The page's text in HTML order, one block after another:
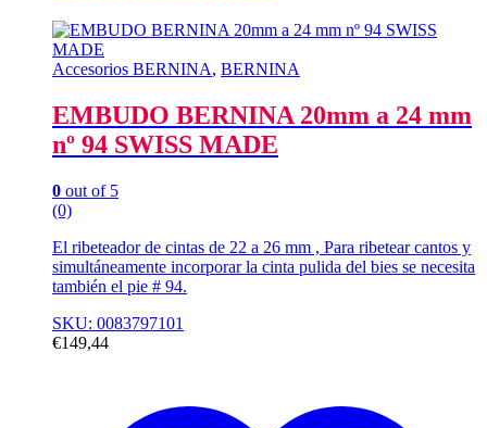
Accesorios BERNINA, BERNINA
EMBUDO BERNINA 20mm a 24 mm
nº 94 SWISS MADE
0 out of 5
(0)
El ribeteador de cintas de 22 a 26 mm , Para ribetear cantos y
simultáneamente incorporar la cinta pulida del bies se necesita
también el pie # 94.
SKU: 0083797101
€149,44